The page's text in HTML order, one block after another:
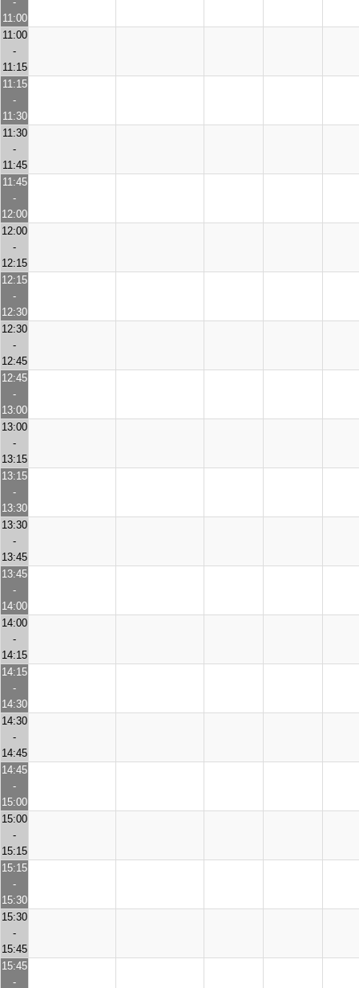
11:00
11:00
-
11:15
11:15
-
11:30
11:30
-
11:45
11:45
-
12:00
12:00
-
12:15
12:15
-
12:30
12:30
-
12:45
12:45
-
13:00
13:00
-
13:15
13:15
-
13:30
13:30
-
13:45
13:45
-
14:00
14:00
-
14:15
14:15
-
14:30
14:30
-
14:45
14:45
-
15:00
15:00
-
15:15
15:15
-
15:30
15:30
-
15:45
15:45
-